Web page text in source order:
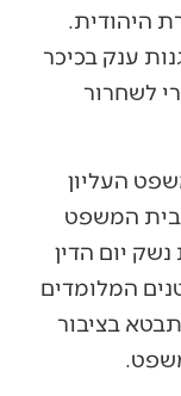
היהודית.
ענק בכיכר
לשחרור
העליון
בית המשפט
יום הדין
המלומדים
בציבור